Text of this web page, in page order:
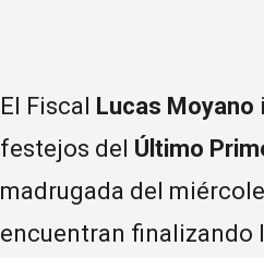
El Fiscal Lucas Moyano
festejos del Último
madrugada del
encuentran finalizando